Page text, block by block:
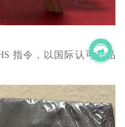
指令，以国际认可的品